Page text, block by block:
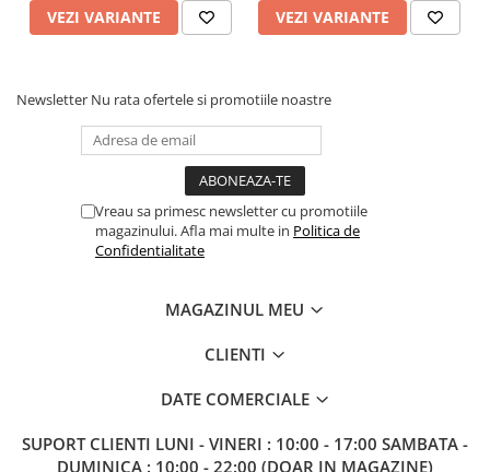
VEZI VARIANTE VEZI VARIANTE
Newsletter Nu rata ofertele si promotiile noastre
Vreau sa primesc newsletter cu promotiile
magazinului. Afla mai multe in Politica de
Confidentialitate
MAGAZINUL MEU
CLIENTI
DATE COMERCIALE
SUPORT CLIENTI LUNI - VINERI : 10:00 - 17:00 SAMBATA -
DUMINICA : 10:00 - 22:00 (DOAR IN MAGAZINE)